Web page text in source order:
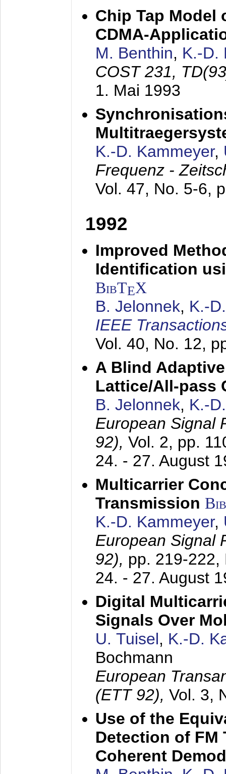
Chip Tap Model
CDMA-
M. Benthin, K.-D.
COST 231,
1. Mai 1993
K.-D. Kammeyer,
Frequenz -
Vol. 47, No. 5-6,
1992
Improved
Identification
BibTEX
B. Jelonnek, K.-
IEEE
Vol. 40, No. 12,
A Blind
Lattice/All-pass
B. Jelonnek, K.-
European Signal
92), Vol. 2, pp.
24. - 27. August
Multicarrier
Transmission
K.-D. Kammeyer,
European Signal
92), pp. 219-222,
24. - 27. August
Digital
Signals Over
U. Tuisel, K.-D.
Bochmann
European
(ETT 92), Vol. 3,
Use of the
Detection of FM
Coherent